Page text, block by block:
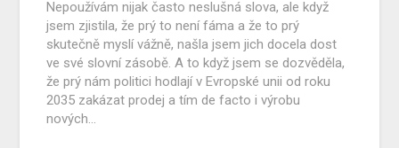
Nepoužívám nijak často neslušná slova, ale když
jsem zjistila, že prý to není fáma a že to prý
skutečně myslí vážně, našla jsem jich docela dost
ve své slovní zásobě. A to když jsem se dozvěděla,
že prý nám politici hodlají v Evropské unii od roku
2035 zakázat prodej a tím de facto i výrobu
nových…